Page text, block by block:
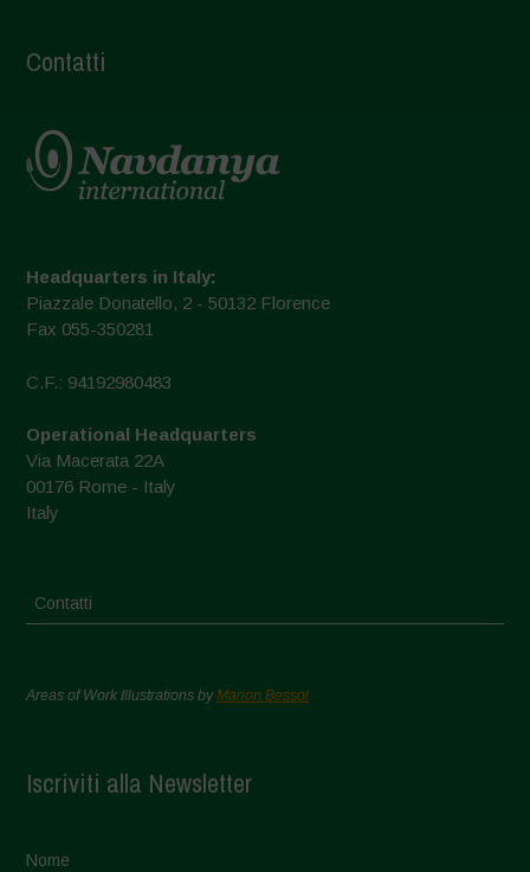
Contatti
Headquarters in Italy:
Piazzale Donatello, 2 - 50132 Florence
Fax 055-350281
C.F.: 94192980483
Operational Headquarters
Via Macerata 22A
00176 Rome - Italy
Italy
Contatti
Areas of Work Illustrations byMarion Bessol
Iscriviti alla Newsletter
Nome